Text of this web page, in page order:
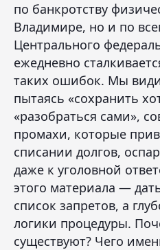
по банкротству
Владимире, но и по
Центрального
ежедневно
таких ошибок. Мы
пытаясь «сохранить
«разобраться сами»,
промахи, которые
списании долгов,
даже к уголовной
этого материала —
список запретов, а
логики процедуры.
существуют? Чего